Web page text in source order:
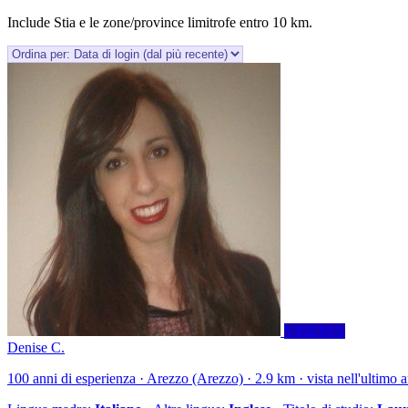
Include Stia e le zone/province limitrofe entro 10 km.
VISIONA
Denise C.
100 anni di esperienza · Arezzo (Arezzo) · 2.9 km · vista nell'ultimo